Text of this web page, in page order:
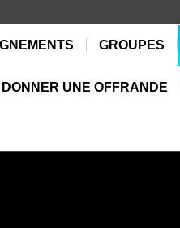
GROUPES
DONNER UNE OFFRANDE